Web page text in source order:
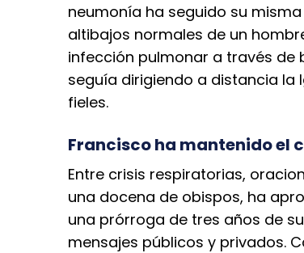
neumonía ha seguido su
altibajos normales de un
infección pulmonar a través de
seguía dirigiendo a distancia la
fieles.
Francisco ha mantenido el
Entre crisis respiratorias,
una docena de obispos, ha
una prórroga de tres años de
mensajes públicos y privados.